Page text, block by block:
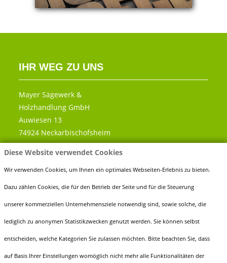
Diese Website verwendet Cookies
Wir verwenden Cookies, um Ihnen ein optimales Webseiten-Erlebnis zu bieten.
Dazu zählen Cookies, die für den Betrieb der Seite und für die Steuerung
unserer kommerziellen Unternehmensziele notwendig sind, sowie solche, die
lediglich zu anonymen Statistikzwecken genutzt werden. Sie können selbst
entscheiden, welche Kategorien Sie zulassen möchten. Bitte beachten Sie, dass
auf Basis Ihrer Einstellungen womöglich nicht mehr alle Funktionalitäten der
IHR WEG ZU UNS
Mayer Sägewerk &
Holzhandlung GmbH
Auwiesen 13
74924 Neckarbischofsheim
Telefon:0 72 63 - 91 89 60
Fax:0 72 63 - 91 89 666
E-Mail:info@holz-mayer.de
ÖFFNUNGSZEITEN